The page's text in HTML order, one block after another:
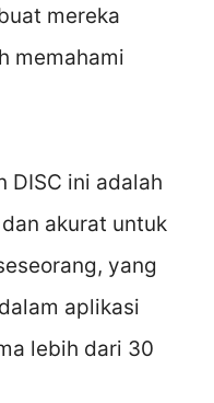
mereka
memahami
DISC ini adalah
akurat untuk
yang
aplikasi
lebih dari 30